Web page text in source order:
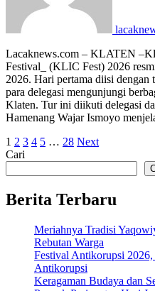
Lacaknews.com – KLATEN
Festival_ (KLIC Fest) 2026
2026. Hari pertama diisi
para delegasi mengunjungi
Klaten. Tur ini diikuti delegasi
Hamenang Wajar Ismoyo
Paginasi
pos
1 2 3 4 5 … 28 Next
Cari
Berita Terbaru
Meriahnya Tradisi
Rebutan Warga
Festival Antikorupsi
Antikorupsi
Keragaman Budaya dan